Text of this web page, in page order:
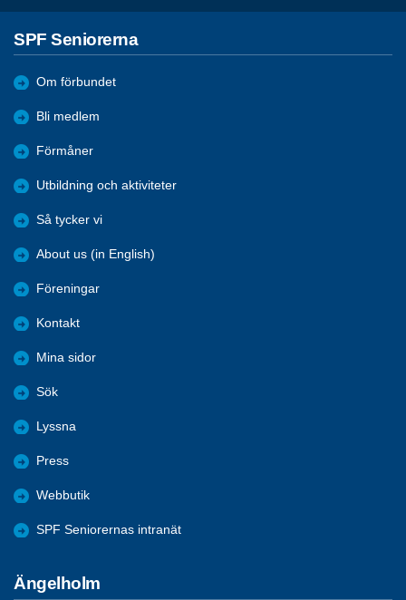
SPF Seniorerna
Om förbundet
Bli medlem
Förmåner
Utbildning och aktiviteter
Så tycker vi
About us (in English)
Föreningar
Kontakt
Mina sidor
Sök
Lyssna
Press
Webbutik
SPF Seniorernas intranät
Ängelholm